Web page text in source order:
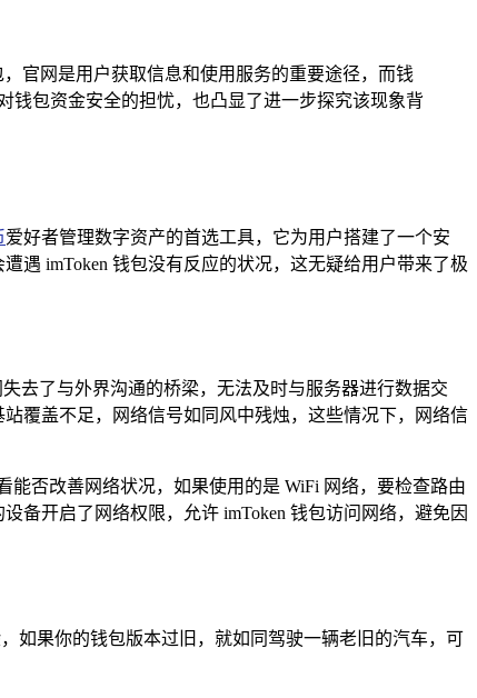
官网是用户获取信息和使用服务的重要途径，而钱
钱包资金安全的担忧，也凸显了进一步探究该现象背
爱好者管理数字资产的首选工具，它为用户搭建了一个安
遇 imToken 钱包没有反应的状况，这无疑给用户带来了极
去了与外界沟通的桥梁，无法及时与服务器进行数据交
覆盖不足，网络信号如同风中残烛，这些情况下，网络信
否改善网络状况，如果使用的是 WiFi 网络，要检查路由
备开启了网络权限，允许 imToken 钱包访问网络，避免因
如果你的钱包版本过旧，就如同驾驶一辆老旧的汽车，可